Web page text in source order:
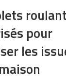
pour
les